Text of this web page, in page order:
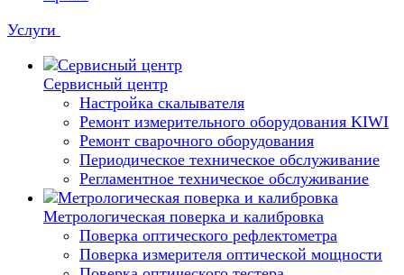
Услуги
Сервисный центр
Настройка скалывателя
Ремонт измерительного оборудования KIWI
Ремонт сварочного оборудования
Периодическое техническое обслуживание
Регламентное техническое обслуживание
Метрологическая поверка и калибровка
Поверка оптического рефлектометра
Поверка измерителя оптической мощности